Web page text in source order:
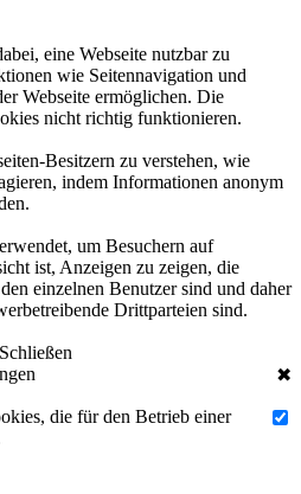
eine Webseite nutzbar zu
wie Seitennavigation und
Webseite ermöglichen. Die
nicht richtig funktionieren.
Besitzern zu verstehen, wie
indem Informationen anonym
um Besuchern auf
ist, Anzeigen zu zeigen, die
einzelnen Benutzer sind und daher
Drittparteien sind.
Schließen
✖
die für den Betrieb einer